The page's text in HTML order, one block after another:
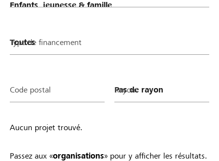
Type de financement
Code postal Rayon
Aucun projet trouvé.
Passez aux «organisations» pour y afficher les résultats.